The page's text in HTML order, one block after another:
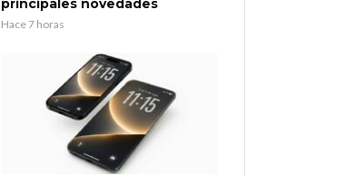
principales novedades
Hace 7 horas